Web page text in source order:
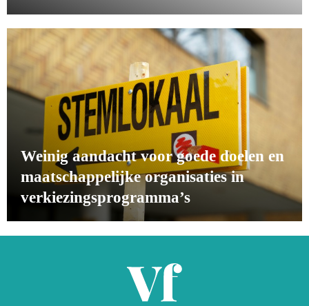
Weinig aandacht voor goede doelen en
maatschappelijke organisaties in
verkiezingsprogramma’s